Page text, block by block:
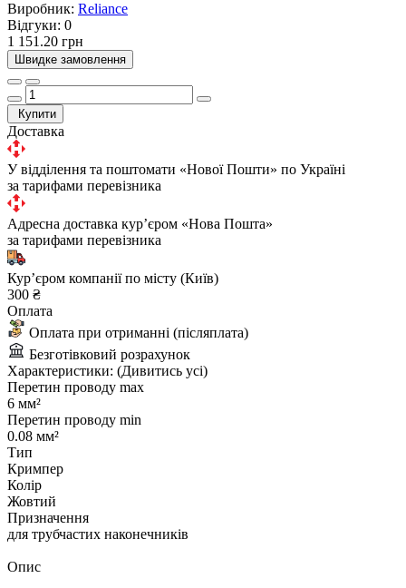
Виробник: Reliance
Відгуки: 0
1 151.20 грн
Швидке замовлення
Купити
Доставка
У відділення та поштомати «Нової Пошти» по Україні
за тарифами перевізника
Адресна доставка курʼєром «Нова Пошта»
за тарифами перевізника
Курʼєром компанії по місту (Київ)
300 ₴
Оплата
Оплата при отриманні (післяплата)
Безготівковий розрахунок
Характеристики: (Дивитись усі)
Перетин проводу max
6 мм²
Перетин проводу min
0.08 мм²
Тип
Кримпер
Колір
Жовтий
Призначення
для трубчастих наконечників
Опис